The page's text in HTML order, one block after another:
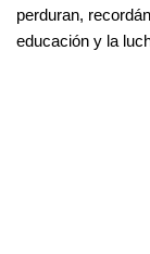
perduran,
educación y la